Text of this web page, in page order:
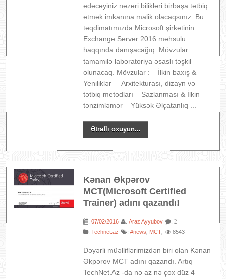
edəcəyiniz nəzəri bilikləri birbaşa tətbiq
etmək imkanına malik olacaqsınız. Bu
təqdimatımızda Microsoft şirkətinin
Exchange Server 2016 məhsulu
haqqında danışacağıq. Mövzular
tamamilə laboratoriya əsaslı təşkil
olunacaq. Mövzular : – İlkin baxış &
Yeniliklər – Arxitekturası, dizayn və
tətbiq metodları – Sazlanması & İlkin
tənzimləmər – Yüksək Əlçatanlıq ...
Ətraflı oxuyun...
Kənan Əkpərov
MCT(Microsoft Certified
Trainer) adını qazandı!
:07/02/2016 :Araz Ayyubov : 2
:Technet.az :#news MCT 8543
Dəyərli müəlliflərimizdən biri olan Kənan
Əkpərov MCT adını qazandı. Artıq
TechNet.Az -da nə az nə çox düz 4